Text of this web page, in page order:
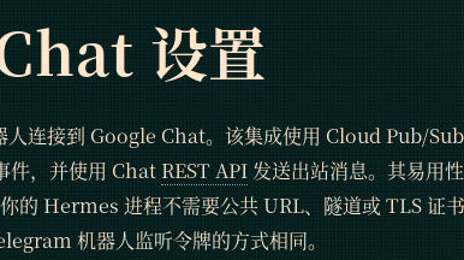
设置
连接到 Google Chat。该集成使用 Cloud Pub/
，并使用 Chat REST API 发送出站消息。其易用
的 Hermes 进程不需要公共 URL、隧道或 TLS 证
机器人监听令牌的方式相同。